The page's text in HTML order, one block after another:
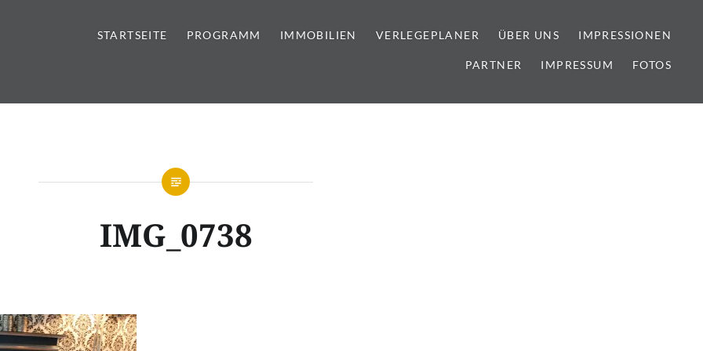
| Sanitär | Immobilien
STARTSEITE PROGRAMM IMMOBILIEN VERLEGEPLANER ÜBER UNS IMPRESSIONEN
PARTNER IMPRESSUM FOTOS
IMG_0738